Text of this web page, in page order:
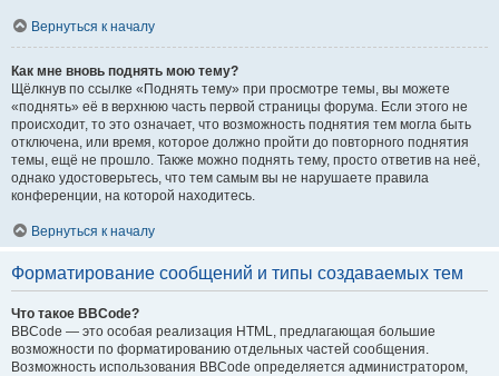
Вернуться к началу
Как мне вновь поднять мою тему?
Щёлкнув по ссылке «Поднять тему» при просмотре темы, вы можете
«поднять» её в верхнюю часть первой страницы форума. Если этого не
происходит, то это означает, что возможность поднятия тем могла быть
отключена, или время, которое должно пройти до повторного поднятия
темы, ещё не прошло. Также можно поднять тему, просто ответив на неё,
однако удостоверьтесь, что тем самым вы не нарушаете правила
конференции, на которой находитесь.
Вернуться к началу
Форматирование сообщений и типы создаваемых тем
Что такое BBCode?
BBCode — это особая реализация HTML, предлагающая большие
возможности по форматированию отдельных частей сообщения.
Возможность использования BBCode определяется администратором,